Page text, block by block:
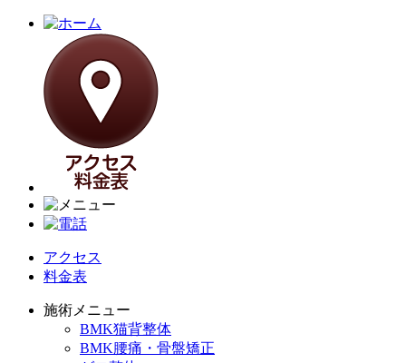
アクセス
料金表
施術メニュー
BMK猫背整体
BMK腰痛・骨盤矯正